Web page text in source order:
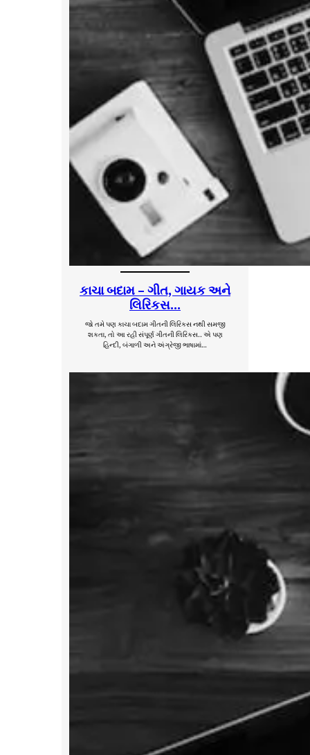
કાચા બદામ – ગીત, ગાયક અને
લિરિકસ…
જો તમે પણ કાચા બદામ ગીતની લિરિકસ નથી સમજી
શકતા, તો આ રહી સંપૂર્ણ ગીતની લિરિકસ.. એ પણ
હિન્દી, બંગાળી અને અંગ્રેજી ભાષામાં…